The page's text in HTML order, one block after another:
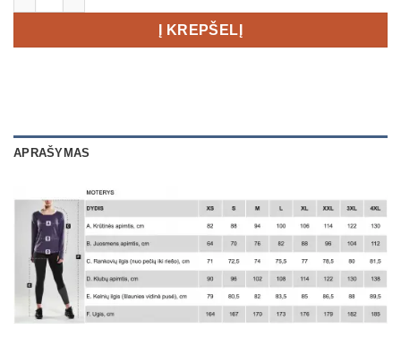
Į KREPŠELĮ
APRAŠYMAS